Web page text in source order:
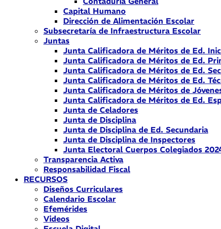
Capital Humano
Dirección de Alimentación Escolar
Subsecretaría de Infraestructura Escolar
Juntas
Junta Calificadora de Méritos de Ed.
Junta Calificadora de Méritos de Ed.
Junta Calificadora de Méritos de Ed.
Junta Calificadora de Méritos de Ed.
Junta Calificadora de Méritos de
Junta Calificadora de Méritos de Ed.
Junta de Celadores
Junta de Disciplina
Junta de Disciplina de Ed. Secundaria
Junta de Disciplina de Inspectores
Junta Electoral Cuerpos Colegiados
Transparencia Activa
Responsabilidad Fiscal
RECURSOS
Diseños Curriculares
Calendario Escolar
Efemérides
Videos